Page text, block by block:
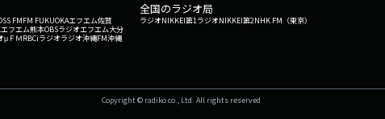
FMFM FUKUOKAエフエム佐賀
フエム熊本OBSラジオエフエム大分
μＦＭRBCiラジオラジオ沖縄FM沖縄
全国のラジオ局
ラジオNIKKEI第1ラジオNIKKEI第2NHK FM（東京）
Copyright © radiko co., Ltd. All rights reserved